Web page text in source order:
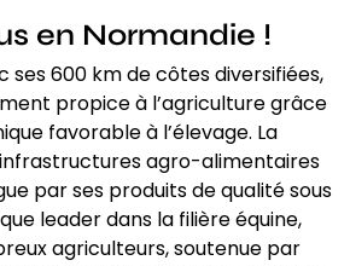
en Normandie !
ses 600 km de côtes diversifiées,
propice à l’agriculture grâce
favorable à l’élevage. La
agro-alimentaires
par ses produits de qualité sous
leader dans la filière équine,
agriculteurs, soutenue par